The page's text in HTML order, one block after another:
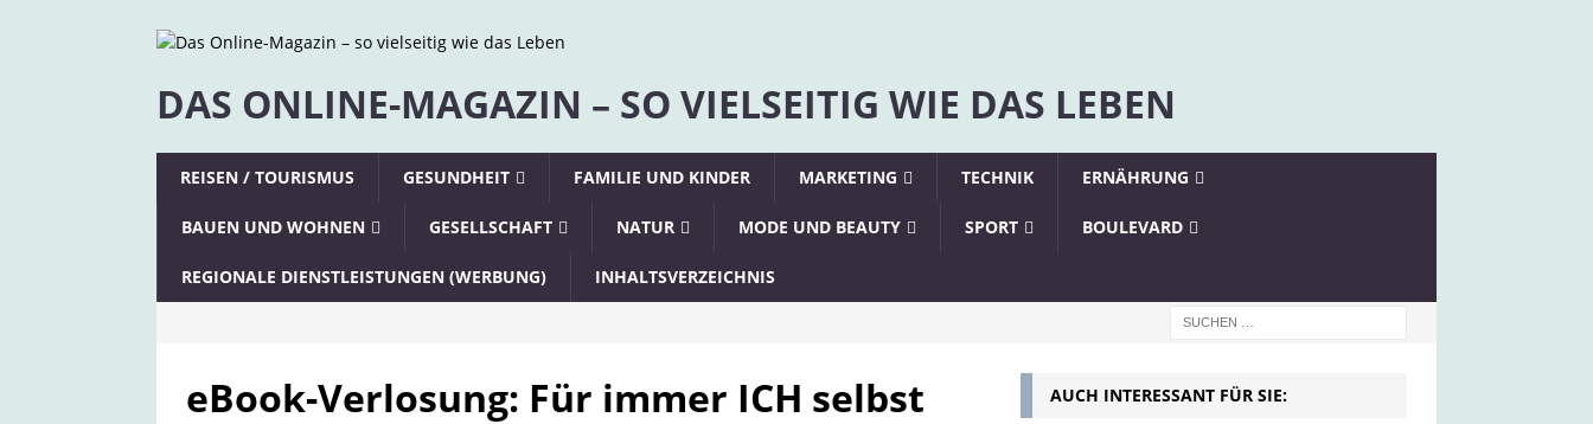
DAS ONLINE-MAGAZIN – SO VIELSEITIG WIE DAS LEBEN
REISEN / TOURISMUS GESUNDHEIT FAMILIE UND KINDER MARKETING TECHNIK ERNÄHRUNG
BAUEN UND WOHNEN GESELLSCHAFT NATUR MODE UND BEAUTY SPORT BOULEVARD
REGIONALE DIENSTLEISTUNGEN (WERBUNG) INHALTSVERZEICHNIS
eBook-Verlosung: Für immer ICH selbst AUCH INTERESSANT FÜR SIE: